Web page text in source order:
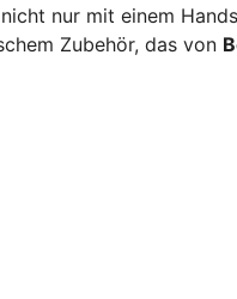
nur mit einem
Zubehör, das von